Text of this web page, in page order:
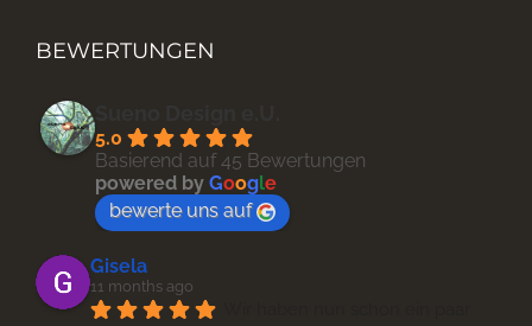
BEWERTUNGEN
5.0
Basierend auf 45 Bewertungen
powered by Google
bewerte uns auf
Gisela
11 months ago